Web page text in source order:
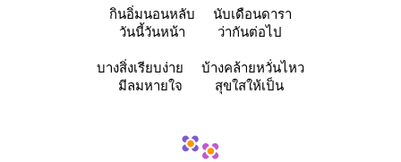
กินอิ่มนอนหลับ นับเดือนดารา
วันนี้วันหน้า ว่ากันต่อไป
บางสิ่งเรียบง่าย บ้างคล้ายหวั่นไหว
มีลมหายใจ สุขใสให้เป็น